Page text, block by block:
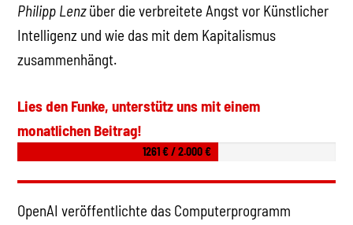
Philipp Lenzüber die verbreitete Angst vor Künstlicher
Intelligenz und wie das mit dem Kapitalismus
zusammenhängt.
Lies den Funke, unterstütz uns mit einem
monatlichen Beitrag!
1261 € / 2.000 €
OpenAI veröffentlichte das Computerprogramm